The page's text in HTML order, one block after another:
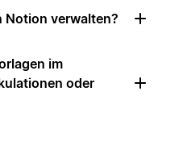
Notion verwalten?
im
oder